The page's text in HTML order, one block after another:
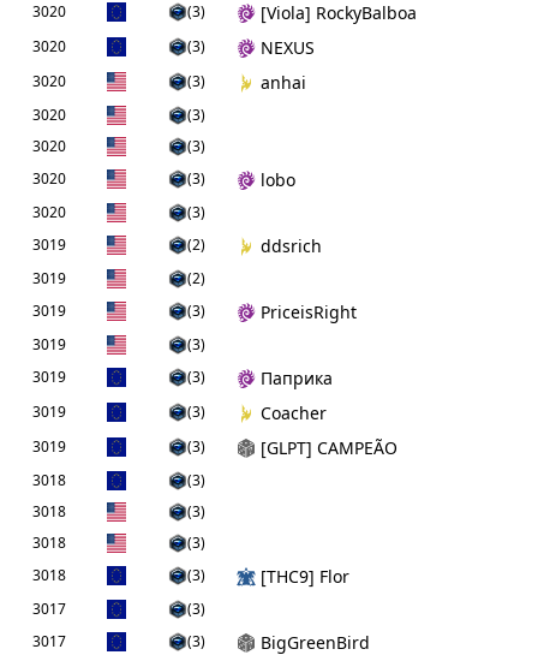
3020
(3) [Viola] RockyBalboa
3020 (3) NEXUS
3020 (3) anhai
3020
(3)
3020
(3)
3020
(3) lobo
3020
(3)
3019
(2) ddsrich
3019
(2)
3019
(3) PriceisRight
3019
(3)
3019
(3) Паприка
3019 (3) Coacher
3019 (3) [GLPT] CAMPEÃO
3018
(3)
3018
(3)
3018
(3)
3018
(3) [THC9] Flor
3017
(3)
3017
(3) BigGreenBird